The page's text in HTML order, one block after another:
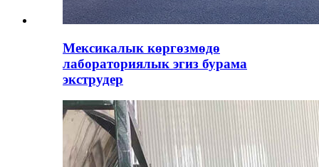
Мексикалык көргөзмөдө
лабораториялык эгиз бурама
экструдер